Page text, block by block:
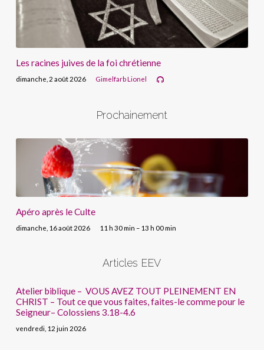
Les racines juives de la foi chrétienne
dimanche, 2 août 2026 Gimelfarb Lionel
Prochainement
Apéro après le Culte
dimanche, 16 août 2026 11 h 30 min – 13 h 00 min
Articles EEV
Atelier biblique – VOUS AVEZ TOUT PLEINEMENT EN
CHRIST – Tout ce que vous faites, faites-le comme pour le
Seigneur– Colossiens 3.18-4.6
vendredi, 12 juin 2026